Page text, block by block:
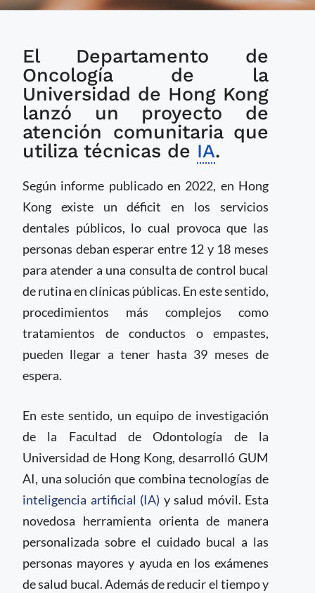
proyecto de atención
dental comunitaria
El Departamento de
Oncología de la
Universidad de Hong Kong
lanzó un proyecto de
atención comunitaria que
utiliza técnicas de IA.
Según informe publicado en 2022, en Hong
Kong existe un déficit en los servicios
dentales públicos, lo cual provoca que las
personas deban esperar entre 12 y 18 meses
para atender a una consulta de control bucal
de rutina en clínicas públicas. En este sentido,
procedimientos más complejos como
tratamientos de conductos o empastes,
pueden llegar a tener hasta 39 meses de
espera.
En este sentido, un equipo de investigación
de la Facultad de Odontología de la
Universidad de Hong Kong, desarrolló GUM
AI, una solución que combina tecnologías de
inteligencia artificial (IA) y salud móvil. Esta
novedosa herramienta orienta de manera
personalizada sobre el cuidado bucal a las
personas mayores y ayuda en los exámenes
de salud bucal. Además de reducir el tiempo y